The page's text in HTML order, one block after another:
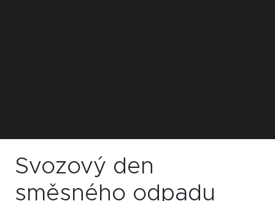
Svozový den
směsného odpadu